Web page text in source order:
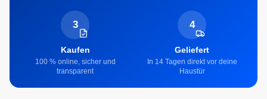
3
Kaufen
100 % online, sicher und
transparent
4
Geliefert
In 14 Tagen direkt vor deine
Haustür